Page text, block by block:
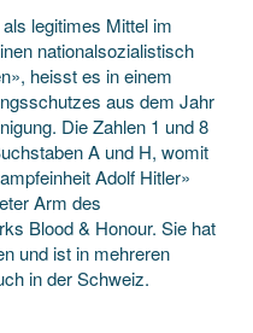
legitimes Mittel im
nationalsozialistisch
heisst es in einem
aus dem Jahr
Die Zahlen 1 und 8
A und H, womit
Adolf Hitler»
Arm des
Blood & Honour. Sie hat
und ist in mehreren
in der Schweiz.